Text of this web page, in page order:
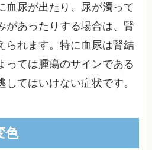
血尿が出たり、尿が濁って
があったりする場合は、腎
られます。特に血尿は腎結
っては腫瘍のサインである
してはいけない症状です。
色